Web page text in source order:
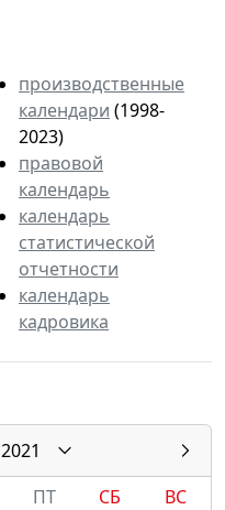
производственные
календари (1998-
2023)
правовой
календарь
календарь
статистической
отчетности
календарь
кадровика
2021
ПТ СБ
ВС